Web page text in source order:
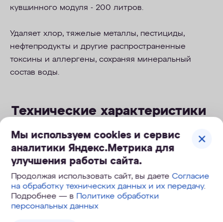
кувшинного модуля - 200 литров.
Удаляет хлор, тяжелые металлы, пестициды,
нефтепродукты и другие распространенные
токсины и аллергены, сохраняя минеральный
состав воды.
Технические характеристики
Ресурс, л 200 л
Мы используем cookies и сервис
аналитики Яндекс.Метрика для
улучшения работы сайта.
Продолжая использовать сайт, вы даетеСогласие
на обработку технических данных и их передачу.
Подробнее — в Политике обработки
персональных данных